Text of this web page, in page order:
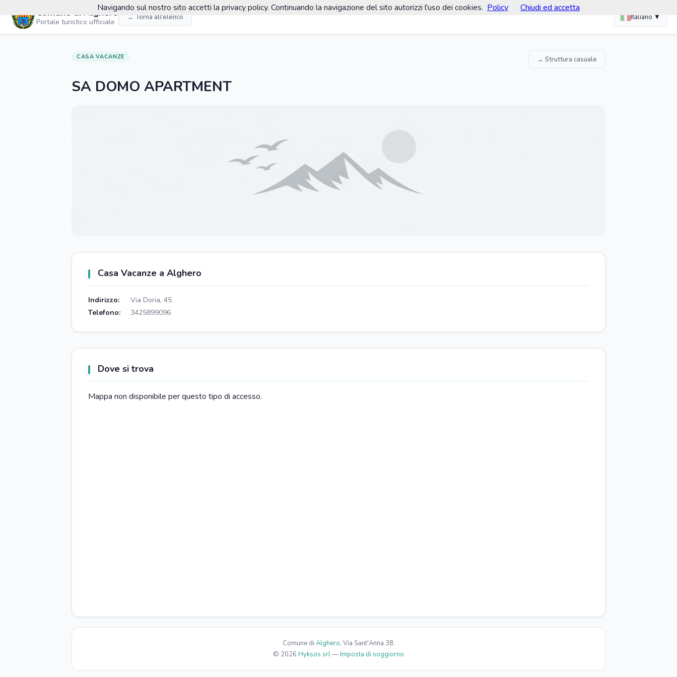
Comune di Alghero
Portale turistico ufficiale
← Torna all'elenco Italiano ▼
CASA VACANZE → Struttura casuale
SA DOMO APARTMENT
Casa Vacanze a Alghero
Indirizzo:
Via Doria, 45
Telefono:
3425899096
Dove si trova
Mappa non disponibile per questo tipo di accesso.
Comune di Alghero, Via Sant'Anna 38.
© 2026 Hyksos srl—Imposta di soggiorno
Navigando sul nostro sito accetti la privacy policy. Continuando la navigazione del sito autorizzi l'uso dei cookies. Policy Chiudi ed accetta